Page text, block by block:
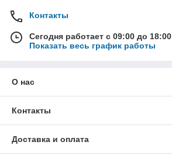
Контакты
Сегодня работает с 09:00 до 18:00
Показать весь график работы
О нас
Контакты
Доставка и оплата